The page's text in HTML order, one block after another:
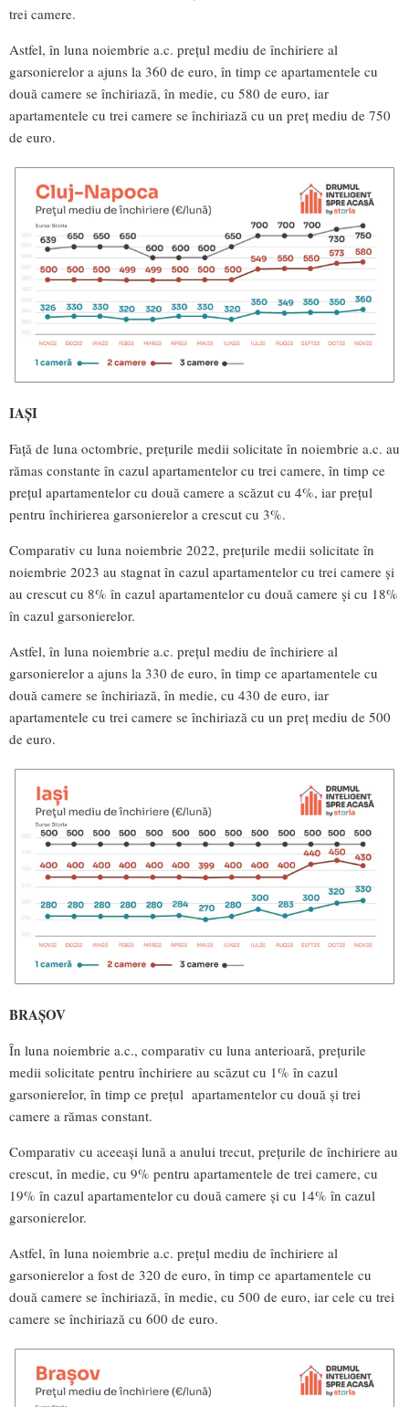
trei camere.
Astfel, în luna noiembrie a.c. prețul mediu de închiriere al
garsonierelor a ajuns la 360 de euro, în timp ce apartamentele cu
două camere se închiriază, în medie, cu 580 de euro, iar
apartamentele cu trei camere se închiriază cu un preț mediu de 750
de euro.
IAȘI
Față de luna octombrie, prețurile medii solicitate în noiembrie a.c. au
rămas constante în cazul apartamentelor cu trei camere, în timp ce
prețul apartamentelor cu două camere a scăzut cu 4%, iar prețul
pentru închirierea garsonierelor a crescut cu 3%.
Comparativ cu luna noiembrie 2022, prețurile medii solicitate în
noiembrie 2023 au stagnat în cazul apartamentelor cu trei camere și
au crescut cu 8% în cazul apartamentelor cu două camere și cu 18%
în cazul garsonierelor.
Astfel, în luna noiembrie a.c. prețul mediu de închiriere al
garsonierelor a ajuns la 330 de euro, în timp ce apartamentele cu
două camere se închiriază, în medie, cu 430 de euro, iar
apartamentele cu trei camere se închiriază cu un preț mediu de 500
de euro.
BRAȘOV
În luna noiembrie a.c., comparativ cu luna anterioară, prețurile
medii solicitate pentru închiriere au scăzut cu 1% în cazul
garsonierelor, în timp ce prețul apartamentelor cu două și trei
camere a rămas constant.
Comparativ cu aceeași lună a anului trecut, prețurile de închiriere au
crescut, în medie, cu 9% pentru apartamentele de trei camere, cu
19% în cazul apartamentelor cu două camere și cu 14% în cazul
garsonierelor.
Astfel, în luna noiembrie a.c. prețul mediu de închiriere al
garsonierelor a fost de 320 de euro, în timp ce apartamentele cu
două camere se închiriază, în medie, cu 500 de euro, iar cele cu trei
camere se închiriază cu 600 de euro.